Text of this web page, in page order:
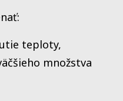
teploty,
množstva